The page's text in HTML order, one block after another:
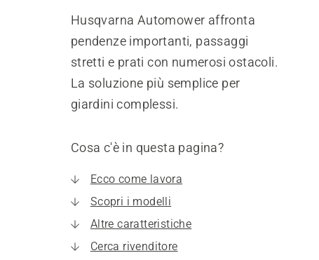
Husqvarna Automower affronta
pendenze importanti, passaggi
stretti e prati con numerosi ostacoli.
La soluzione più semplice per
giardini complessi.
Cosa c'è in questa pagina?
Ecco come lavora
Scopri i modelli
Altre caratteristiche
Cerca rivenditore